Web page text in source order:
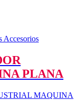
Accesorios
PLANA